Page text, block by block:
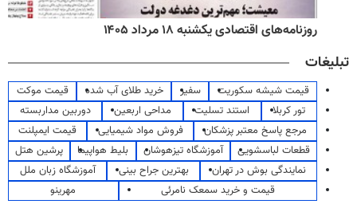
روزنامه‌های اقتصادی یکشنبه ۱۸ مرداد ۱۴۰۵
تبلیغات
قیمت شیشه سکوریت سفیر خرید طلای آب شده
قیمت موکت
تور کربلا
استند تسلیت مداحی اربعین
دوربین مداربسته
مرجع پاسخ معتبر پزشکان
فروش مواد شیمیایی
قیمت ایمپلنت
قطعات لباسشویی
آموزشگاه تیزهوشان بلیط هواپیما
پرشین هتل
نمایندگی بوش در تهران
بهترین جراح بینی
آموزشگاه زبان ملل
قیمت و خرید سمعک نامرئی
مهرینو